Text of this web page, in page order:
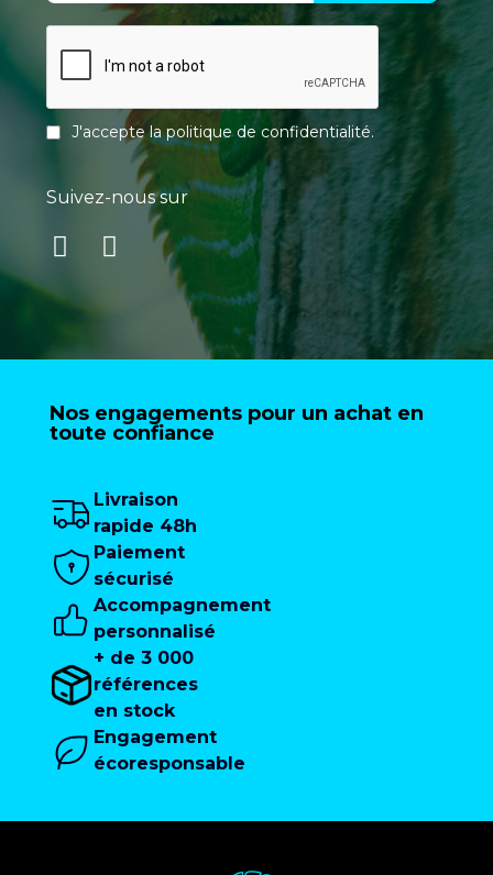
J'accepte lapolitique de confidentialité.
Suivez-nous sur
Nos engagements pour un achat en
toute confiance
Livraison
rapide 48h
Paiement
sécurisé
Accompagnement
personnalisé
+ de 3 000
références
en stock
Engagement
écoresponsable